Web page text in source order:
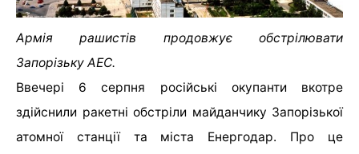
Армія рашистів продовжує обстрілювати
Запорізьку АЕС.
Ввечері 6 серпня російські окупанти вкотре
здійснили ракетні обстріли майданчику Запорізької
атомної станції та міста Енергодар. Про це